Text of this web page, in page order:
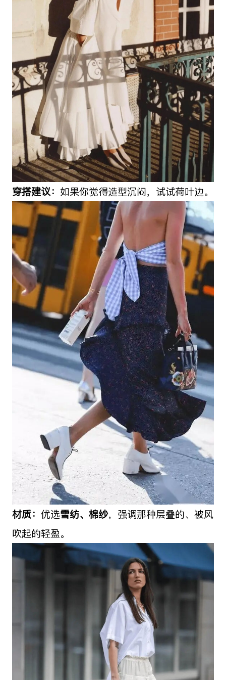
穿搭建议： 如果你觉得造型沉闷，试试荷叶边。
材质： 优选雪纺、棉纱，强调那种层叠的、被风
吹起的轻盈。